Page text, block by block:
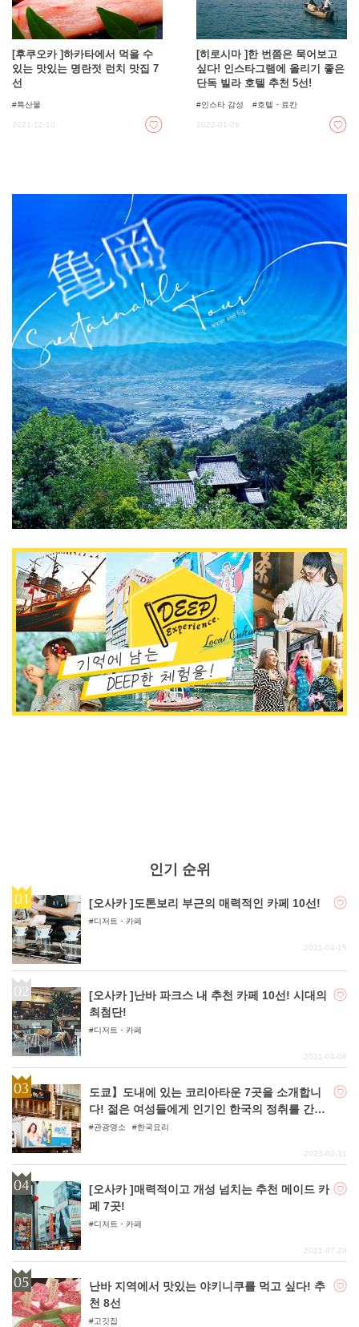
[후쿠오카 ]하카타에서 먹을 수
있는 맛있는 명란젓 런치 맛집 7
선
특산물
2021-12-10
[히로시마 ]한 번쯤은 묵어보고
싶다! 인스타그램에 올리기 좋은
단독 빌라 호텔 추천 5선!
인스타 감성 호텔・료칸
2022-01-26
인기 순위
[오사카 ]도톤보리 부근의 매력적인 카페 10선!
디저트・카페
2021-04-15
[오사카 ]난바 파크스 내 추천 카페 10선! 시대의
최첨단!
디저트・카페
2021-04-08
도쿄】도내에 있는 코리아타운 7곳을 소개합니
다! 젊은 여성들에게 인기인 한국의 정취를 간편
하게 맛볼 수 있다!
관광명소 한국요리
2023-03-31
[오사카 ]매력적이고 개성 넘치는 추천 메이드 카
페 7곳!
디저트・카페
2021-07-29
난바 지역에서 맛있는 야키니쿠를 먹고 싶다! 추
천 8선
고깃집